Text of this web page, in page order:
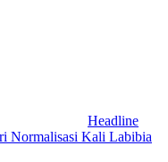
Headline
Normalisasi Kali Labibia